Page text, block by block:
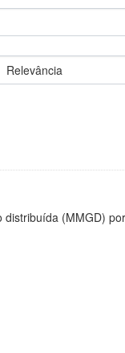
(MMGD)